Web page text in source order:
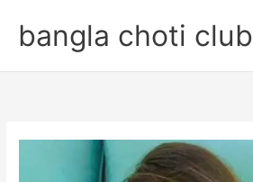
contentbangla choti club